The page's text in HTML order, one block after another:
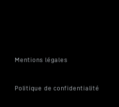
Mentions légales
Politique de confidentialité